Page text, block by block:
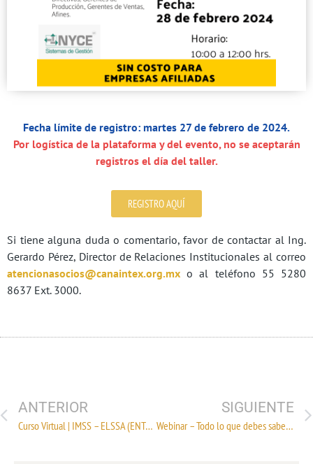
Fecha límite de registro: martes 27 de febrero de 2024.
Por logística de la plataforma y del evento, no se aceptarán
registros el día del taller.
REGISTRO AQUÍ
Si tiene alguna duda o comentario, favor de contactar al Ing.
Gerardo Pérez, Director de Relaciones Institucionales al correo
atencionasocios@canaintex.org.mx o al teléfono 55 5280
8637 Ext. 3000.
ANTERIOR
Curso Virtual | IMSS – ELSSA (ENTORNOS LABORALES SEGUROS Y SALUDABLES)
SIGUIENTE
Webinar – Todo lo que debes saber sobre tu afore